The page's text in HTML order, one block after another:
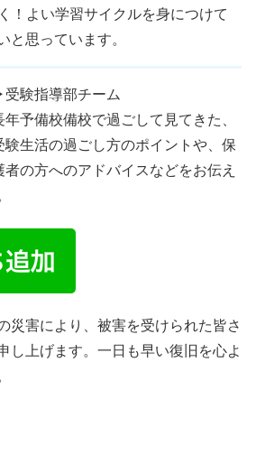
！よい学習サイクルを身につけて
と思っています。
験指導部チーム
年予備校備校で過ごして見てきた、
験生活の過ごし方のポイントや、保
者の方へのアドバイスなどをお伝え
災害により、被害を受けられた皆さ
し上げます。一日も早い復旧を心よ